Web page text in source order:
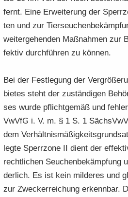
fernt. Eine Er­wei­te­rung der
ten und zur
wei­ter­ge­hen­den Maß­nah­men zur
fek­tiv durch­füh­ren zu kön­nen.
Bei der Fest­le­gung der
bie­tes steht der zu­stän­di­gen
ses wurde pflicht­ge­mäß und
VwVfG i. V. m. § 1 S. 1
dem
leg­te Sperr­zo­ne II dient der
recht­li­chen Seu­chen­be­kämp­fung
der­lich. Es ist kein mil­de­res und
zur Zwecker­rei­chung er­kenn­bar.